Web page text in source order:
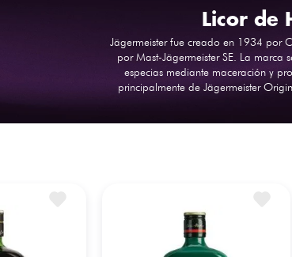
Licor de
Jägermeister fue creado en 1934 por
por Mast-Jägermeister SE. La
especias mediante maceración y
principalmente de Jägermeister